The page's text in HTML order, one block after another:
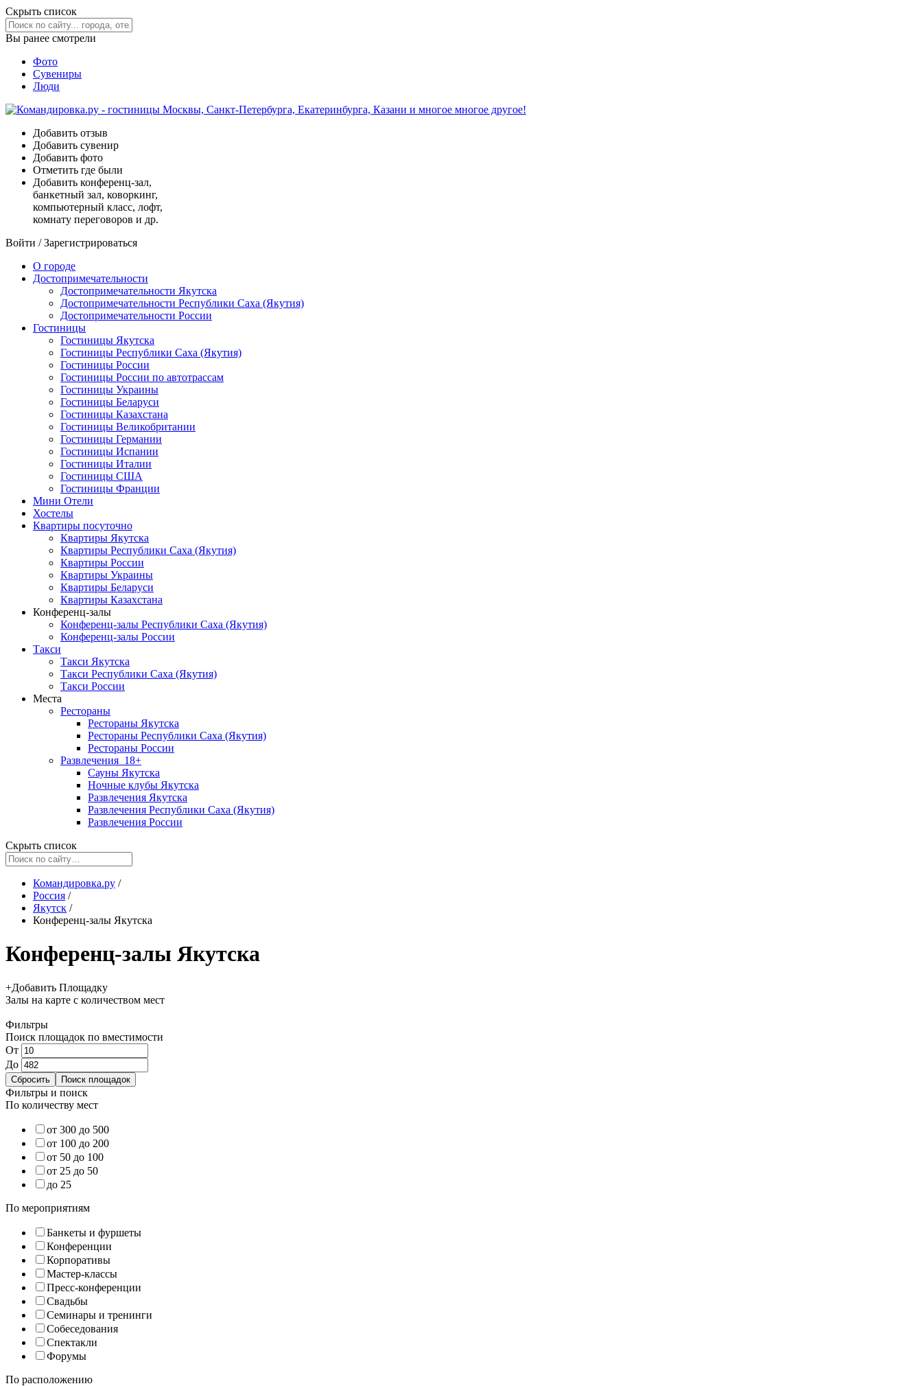
Скрыть список
Вы ранее смотрели
Фото
Сувениры
Люди
Добавить отзыв
Добавить сувенир
Добавить фото
Отметить где были
Добавить конференц-зал,
банкетный зал, коворкинг,
компьютерный класс, лофт,
комнату переговоров и др.
Войти /Зарегистрироваться
О городе
Достопримечательности
Достопримечательности Якутска
Достопримечательности Республики Саха (Якутия)
Достопримечательности России
Гостиницы
Гостиницы Якутска
Гостиницы Республики Саха (Якутия)
Гостиницы России
Гостиницы России по автотрассам
Гостиницы Украины
Гостиницы Беларуси
Гостиницы Казахстана
Гостиницы Великобритании
Гостиницы Германии
Гостиницы Испании
Гостиницы Италии
Гостиницы США
Гостиницы Франции
Мини Отели
Хостелы
Квартиры посуточно
Квартиры Якутска
Квартиры Республики Саха (Якутия)
Квартиры России
Квартиры Украины
Квартиры Беларуси
Квартиры Казахстана
Конференц-залы
Конференц-залы Республики Саха (Якутия)
Конференц-залы России
Такси
Такси Якутска
Такси Республики Саха (Якутия)
Такси России
Места
Рестораны
Рестораны Якутска
Рестораны Республики Саха (Якутия)
Рестораны России
Развлечения 18+
Сауны Якутска
Ночные клубы Якутска
Развлечения Якутска
Развлечения Республики Саха (Якутия)
Развлечения России
Скрыть список
Командировка.ру /
Россия /
Якутск /
Конференц-залы Якутска
Конференц-залы Якутска
+Добавить Площадку
Залы на карте с количеством мест
Фильтры
Поиск площадок по вместимости
От
До
Фильтры и поиск
По количеству мест
от 300 до 500
от 100 до 200
от 50 до 100
от 25 до 50
до 25
По мероприятиям
Банкеты и фуршеты
Конференции
Корпоративы
Мастер-классы
Пресс-конференции
Свадьбы
Семинары и тренинги
Собеседования
Спектакли
Форумы
По расположению